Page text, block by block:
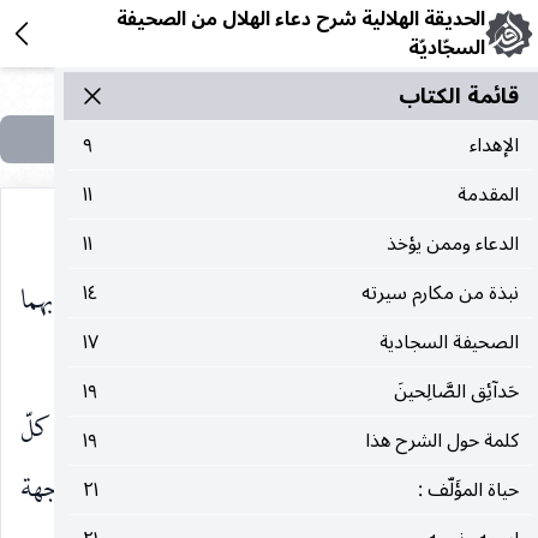
الحديقة الهلالية شرح دعاء الهلال من الصحيفة
السجّاديّة
قائمة الکتاب
الإهداء
٩
المقدمة
١١
الدعاء وممن يؤخذ
١١
نبذة من مكارم سيرته
١٤
الصحيفة السجادية
١٧
حَدآئِق الصَّالِحينَ
١٩
كلمة حول الشرح هذا
١٩
حياة المؤَلّف :
٢١
فأكرم به من ملك كامل وسلطان عادل! وأكرم بهما
من عالمين مخلصين!
لكن هناك من يدّعي وجود نفرة بينما ، وهي بعيدة كلّ
البعد ، ويدلّنا على ذلك صورة رسالة عثرنا عليها
موجهة